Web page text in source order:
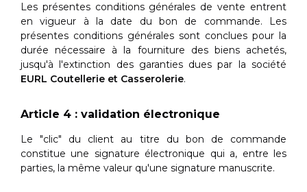
Les présentes conditions générales de vente entrent
en vigueur à la date du bon de commande. Les
présentes conditions générales sont conclues pour la
durée nécessaire à la fourniture des biens achetés,
jusqu'à l'extinction des garanties dues par la société
EURL Coutellerie et Casserolerie.
Article 4 : validation électronique
Le "clic" du client au titre du bon de commande
constitue une signature électronique qui a, entre les
parties, la même valeur qu'une signature manuscrite.